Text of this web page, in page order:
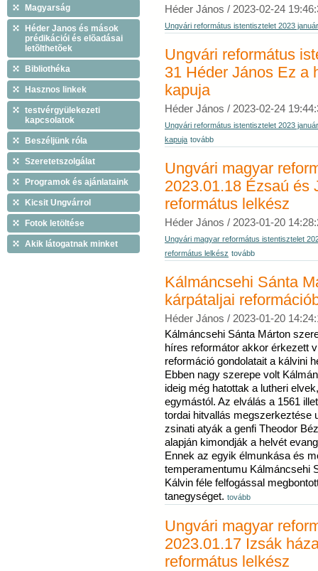
Magyarság
Héder Janos és mások
prédikációi és elõadásai
letõlthetõek
Bibliothéka
Hasznos linkek
testvérgyülekezeti
kapcsolatok
Beszéljünk róla
Szeretetszolgálat
Programok és ajánlataink
Kicsit Ungvárrol
Fotok letöltése
Akik látogatnak minket
Héder János / 2023-02-24
Ungvári református istentisztelet 2023
Ungvári református
31 Héder János Ez a
kapuja
Héder János / 2023-02-24
Ungvári református istentisztelet 2023
kapuja tovább
Ungvári magyar
2023.01.18 Ézsaú és
református lelkész
Héder János / 2023-01-20
Ungvári magyar református istentisztelet
református lelkész tovább
Kálmáncsehi Sánta
kárpátaljai
Héder János / 2023-01-20
Kálmáncsehi Sánta Márton
híres reformátor akkor érkezett
reformáció gondolatait a kálvini
Ebben nagy szerepe volt
ideig még hatottak a lutheri
egymástól. Az elválás a 1561
tordai hitvallás megszerkeztése
zsinati atyák a genfi Theodor
alapján kimondják a helvét
Ennek az egyik élmunkása és
temperamentumu Kálmáncsehi
Kálvin féle felfogással
tanegységet. tovább
Ungvári magyar
2023.01.17 Izsák
református lelkész